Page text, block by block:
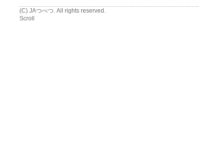
(C) JAつべつ. All rights reserved.
Scroll